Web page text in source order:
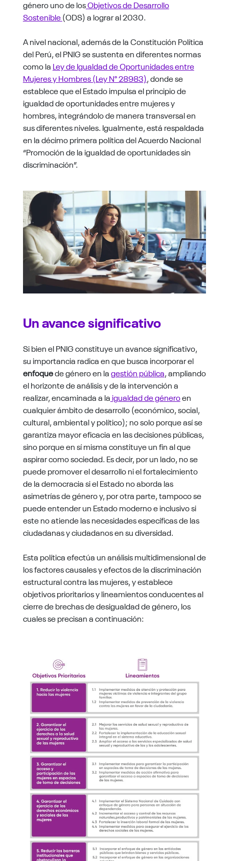
género uno de losObjetivos de Desarrollo
Sostenible(ODS) a lograr al 2030.
A nivel nacional, además de la Constitución Política
del Perú, el PNIG se sustenta en diferentes normas
como la Ley de Igualdad de Oportunidades entre
Mujeres y Hombres (Ley N° 28983), donde se
establece que el Estado impulsa el principio de
igualdad de oportunidades entre mujeres y
hombres, integrándolo de manera transversal en
sus diferentes niveles. Igualmente, está respaldada
en la décimo primera política del Acuerdo Nacional
“Promoción de la igualdad de oportunidades sin
discriminación”.
Un avance significativo
Si bien el PNIG constituye un avance significativo,
su importancia radica en que busca incorporar el
enfoquede género en lagestión pública, ampliando
el horizonte de análisis y de la intervención a
realizar, encaminada a laigualdad de géneroen
cualquier ámbito de desarrollo (económico, social,
cultural, ambiental y político); no solo porque así se
garantiza mayor eficacia en las decisiones públicas,
sino porque en sí misma constituye un fin al que
aspirar como sociedad. Es decir, por un lado, no se
puede promover el desarrollo ni el fortalecimiento
de la democracia si el Estado no aborda las
asimetrías de género y, por otra parte, tampoco se
puede entender un Estado moderno e inclusivo si
este no atiende las necesidades específicas de las
ciudadanas y ciudadanos en su diversidad.
Esta política efectúa un análisis multidimensional de
los factores causales y efectos de la discriminación
estructural contra las mujeres, y establece
objetivos prioritarios y lineamientos conducentes al
cierre de brechas de desigualdad de género, los
cuales se precisan a continuación: